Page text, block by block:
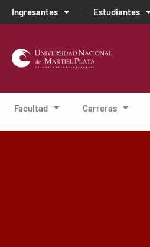
Ingresantes Estudiantes
Facultad Carreras